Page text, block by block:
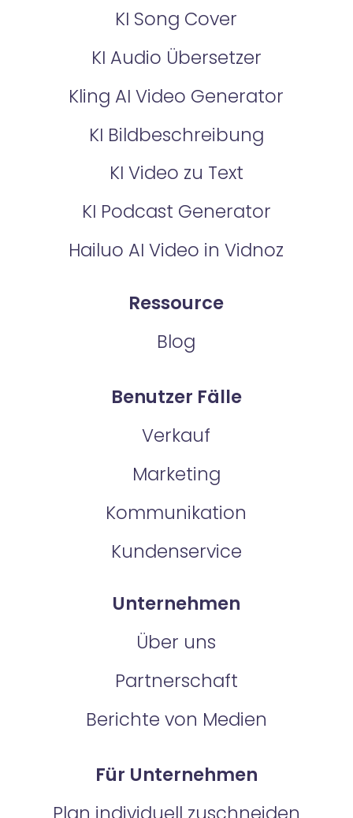
KI Song Cover
KI Audio Übersetzer
Kling AI Video Generator
KI Bildbeschreibung
KI Video zu Text
KI Podcast Generator
Hailuo AI Video in Vidnoz
Ressource
Blog
Benutzer Fälle
Verkauf
Marketing
Kommunikation
Kundenservice
Unternehmen
Über uns
Partnerschaft
Berichte von Medien
Für Unternehmen